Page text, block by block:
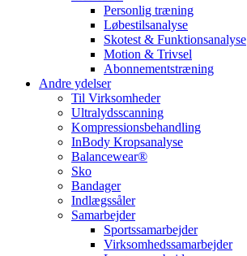
Personlig træning
Løbestilsanalyse
Skotest & Funktionsanalyse
Motion & Trivsel
Abonnementstræning
Andre ydelser
Til Virksomheder
Ultralydsscanning
Kompressionsbehandling
InBody Kropsanalyse
Balancewear®
Sko
Bandager
Indlægssåler
Samarbejder
Sportssamarbejder
Virksomhedssamarbejder